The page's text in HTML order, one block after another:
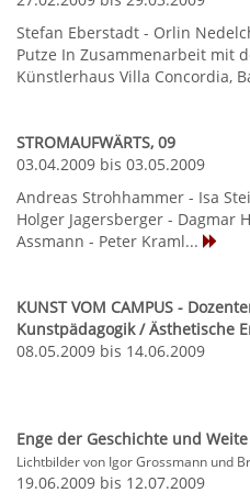
Stefan Eberstadt - Orlin
Putze In Zusammenarbeit mit
Künstlerhaus Villa Concordia,
STROMAUFWÄRTS, 09
03.04.2009 bis 03.05.2009
Andreas Strohhammer - Isa
Holger Jagersberger - Dagmar
Assmann - Peter Kraml...
KUNST VOM CAMPUS -
Kunstpädagogik / Ästhetische
08.05.2009 bis 14.06.2009
Enge der Geschichte und
Lichtbilder von Igor Grossmann und
19.06.2009 bis 12.07.2009